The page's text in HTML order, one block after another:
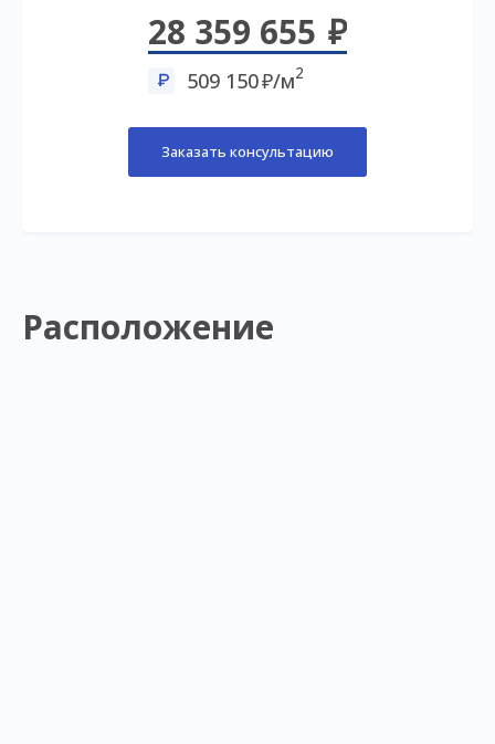
28 359 655
509 150 /м2
Заказать консультацию
Расположение